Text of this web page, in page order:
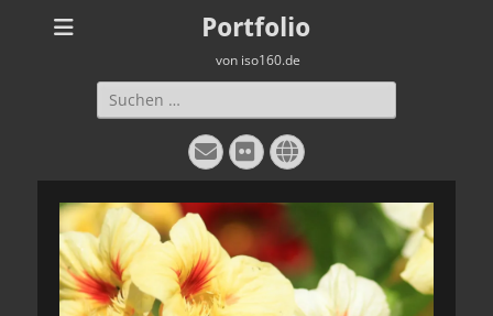
Portfolio
von iso160.de
Suche
nach:
E-
Mail
FlickrWebsite